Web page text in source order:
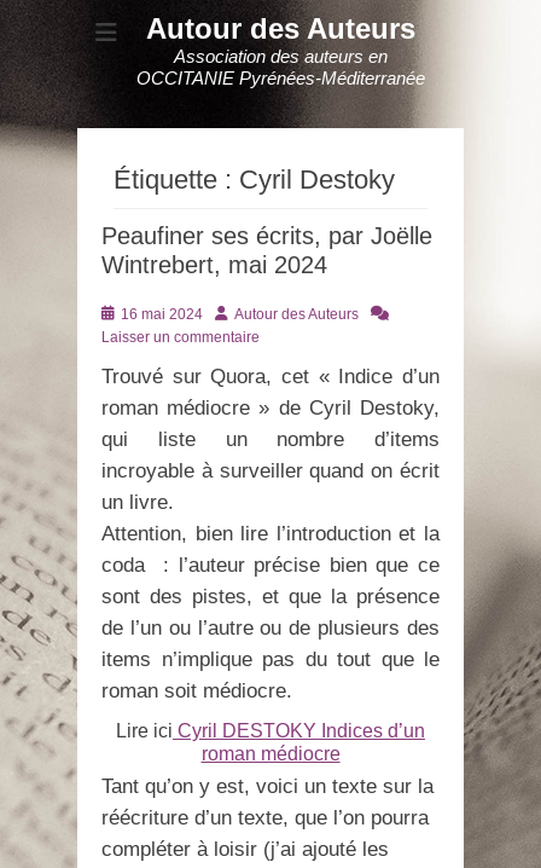
Autour des Auteurs
Association des auteurs en
OCCITANIE Pyrénées-Méditerranée
Étiquette : Cyril Destoky
Peaufiner ses écrits, par Joëlle
Wintrebert, mai 2024
Posté
le
16 mai 2024 AuteurAutour des Auteurs
Laisser un commentaire
Trouvé sur Quora, cet « Indice d’un
roman médiocre » de Cyril Destoky,
qui liste un nombre d’items
incroyable à surveiller quand on écrit
un livre.
Attention, bien lire l’introduction et la
coda : l’auteur précise bien que ce
sont des pistes, et que la présence
de l’un ou l’autre ou de plusieurs des
items n’implique pas du tout que le
roman soit médiocre.
Lire ici Cyril DESTOKY Indices d’un
roman médiocre
Tant qu’on y est, voici un texte sur la
réécriture d’un texte, que l’on pourra
compléter à loisir (j’ai ajouté les